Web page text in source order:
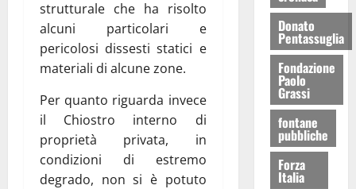
strutturale che ha risolto
alcuni particolari e
pericolosi dissesti statici e
materiali di alcune zone.
Per quanto riguarda invece
il Chiostro interno di
proprietà privata, in
condizioni di estremo
degrado, non si è potuto
Donato
Pentassuglia
Fondazione
Paolo
Grassi
fontane
pubbliche
Forza
Italia